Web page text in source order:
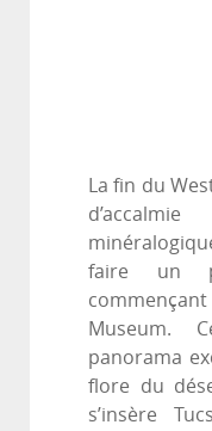
La fin du
faire un
Museum.
panorama
flore du
s’insère